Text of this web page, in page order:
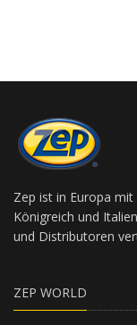
Zep ist in Europa
Königreich und
und Distributoren
ZEP WORLD